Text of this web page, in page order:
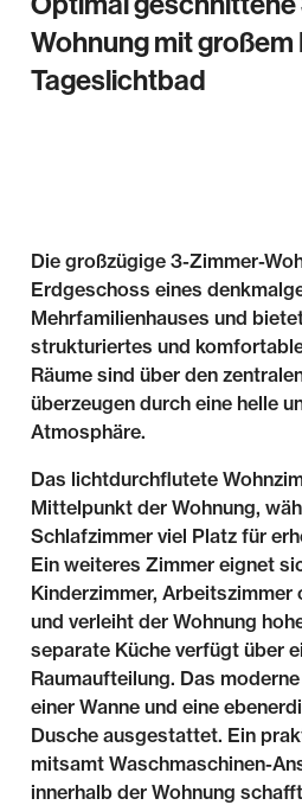
Wohnung mit großem
Tageslichtbad
Die großzügige 3-Zimmer-
Erdgeschoss eines
Mehrfamilienhauses und
strukturiertes und
Räume sind über den
überzeugen durch eine helle
Atmosphäre.
Das lichtdurchflutete
Mittelpunkt der Wohnung,
Schlafzimmer viel Platz für
Ein weiteres Zimmer eignet
Kinderzimmer, Arbeitszimmer
und verleiht der Wohnung
separate Küche verfügt über
Raumaufteilung. Das
einer Wanne und eine
Dusche ausgestattet. Ein
mitsamt Waschmaschinen-
innerhalb der Wohnung